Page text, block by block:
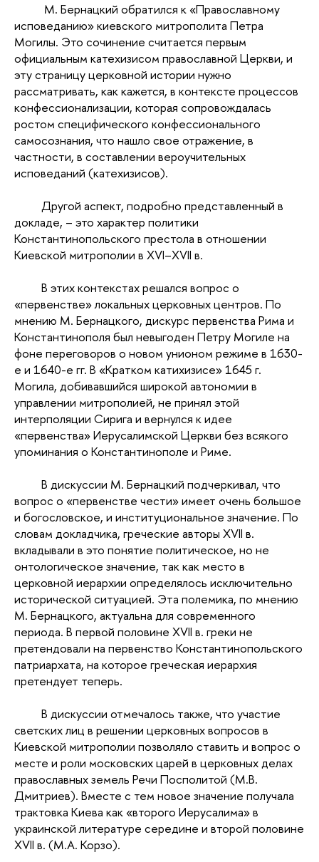
М. Бернацкий обратился к «Православному
исповеданию» киевского митрополита Петра
Могилы. Это сочинение считается первым
официальным катехизисом православной Церкви, и
эту страницу церковной истории нужно
рассматривать, как кажется, в контексте процессов
конфессионализации, которая сопровождалась
ростом специфического конфессионального
самосознания, что нашло свое отражение, в
частности, в составлении вероучительных
исповеданий (катехизисов).
Другой аспект, подробно представленный в
докладе, – это характер политики
Константинопольского престола в отношении
Киевской митрополии в XVI–XVII в.
В этих контекстах решался вопрос о
«первенстве» локальных церковных центров. По
мнению М. Бернацкого, дискурс первенства Рима и
Константинополя был невыгоден Петру Могиле на
фоне переговоров о новом унионом режиме в 1630-
е и 1640-е гг. В «Кратком катихизисе» 1645 г.
Могила, добивавшийся широкой автономии в
управлении митрополией, не принял этой
интерполяции Сирига и вернулся к идее
«первенства» Иерусалимской Церкви без всякого
упоминания о Константинополе и Риме.
В дискуссии М. Бернацкий подчеркивал, что
вопрос о «первенстве чести» имеет очень большое
и богословское, и институциональное значение. По
словам докладчика, греческие авторы XVII в.
вкладывали в это понятие политическое, но не
онтологическое значение, так как место в
церковной иерархии определялось исключительно
исторической ситуацией. Эта полемика, по мнению
М. Бернацкого, актуальна для современного
периода. В первой половине XVII в. греки не
претендовали на первенство Константинопольского
патриархата, на которое греческая иерархия
претендует теперь.
В дискуссии отмечалось также, что участие
светских лиц в решении церковных вопросов в
Киевской митрополии позволяло ставить и вопрос о
месте и роли московских царей в церковных делах
православных земель Речи Посполитой (М.В.
Дмитриев). Вместе с тем новое значение получала
трактовка Киева как «второго Иерусалима» в
украинской литературе середине и второй половине
XVII в. (М.А. Корзо).